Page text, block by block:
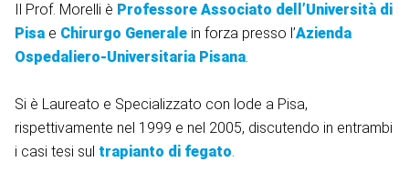
Il Prof. Morelli è Professore Associato dell’Università di
Pisa e Chirurgo Generale in forza presso l’Azienda
Ospedaliero-Universitaria Pisana.
Si è Laureato e Specializzato con lode a Pisa,
rispettivamente nel 1999 e nel 2005, discutendo in entrambi
i casi tesi sul trapianto di fegato.